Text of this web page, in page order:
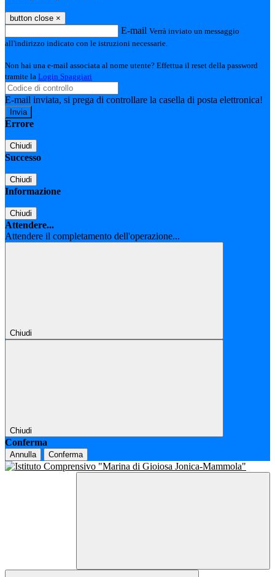
button close ×
E-mail Verrà inviato un messaggio
all'indirizzo indicato con le istruzioni necessarie.
Non hai una e-mail associata al nome utente? Effettua il reset della password
tramite la Login Spaggiari
E-mail inviata, si prega di controllare la casella di posta elettronica!
Errore
Chiudi
Successo
Chiudi
Informazione
Chiudi
Attendere...
Attendere il completamento dell'operazione...
Chiudi
Chiudi
Conferma
Annulla Conferma